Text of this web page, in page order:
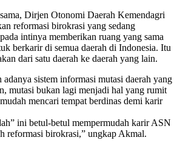
Dirjen Otonomi Daerah Kemendagri
reformasi birokrasi yang sedang
intinya memberikan ruang yang sama
berkarir di semua daerah di Indonesia. Itu
dari satu daerah ke daerah yang lain.
sistem informasi mutasi daerah yang
mutasi bukan lagi menjadi hal yang rumit
mencari tempat berdinas demi karir
ini betul-betul mempermudah karir ASN
reformasi birokrasi,” ungkap Akmal.